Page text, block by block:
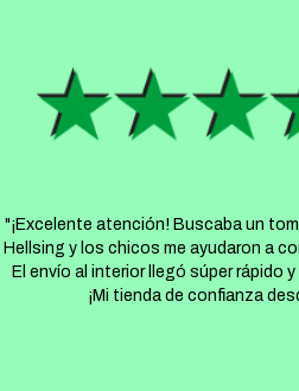
"¡Excelente atención! Buscaba un
Hellsing y los chicos me ayudaron a
El envío al interior llegó súper rápido
¡Mi tienda de confianza